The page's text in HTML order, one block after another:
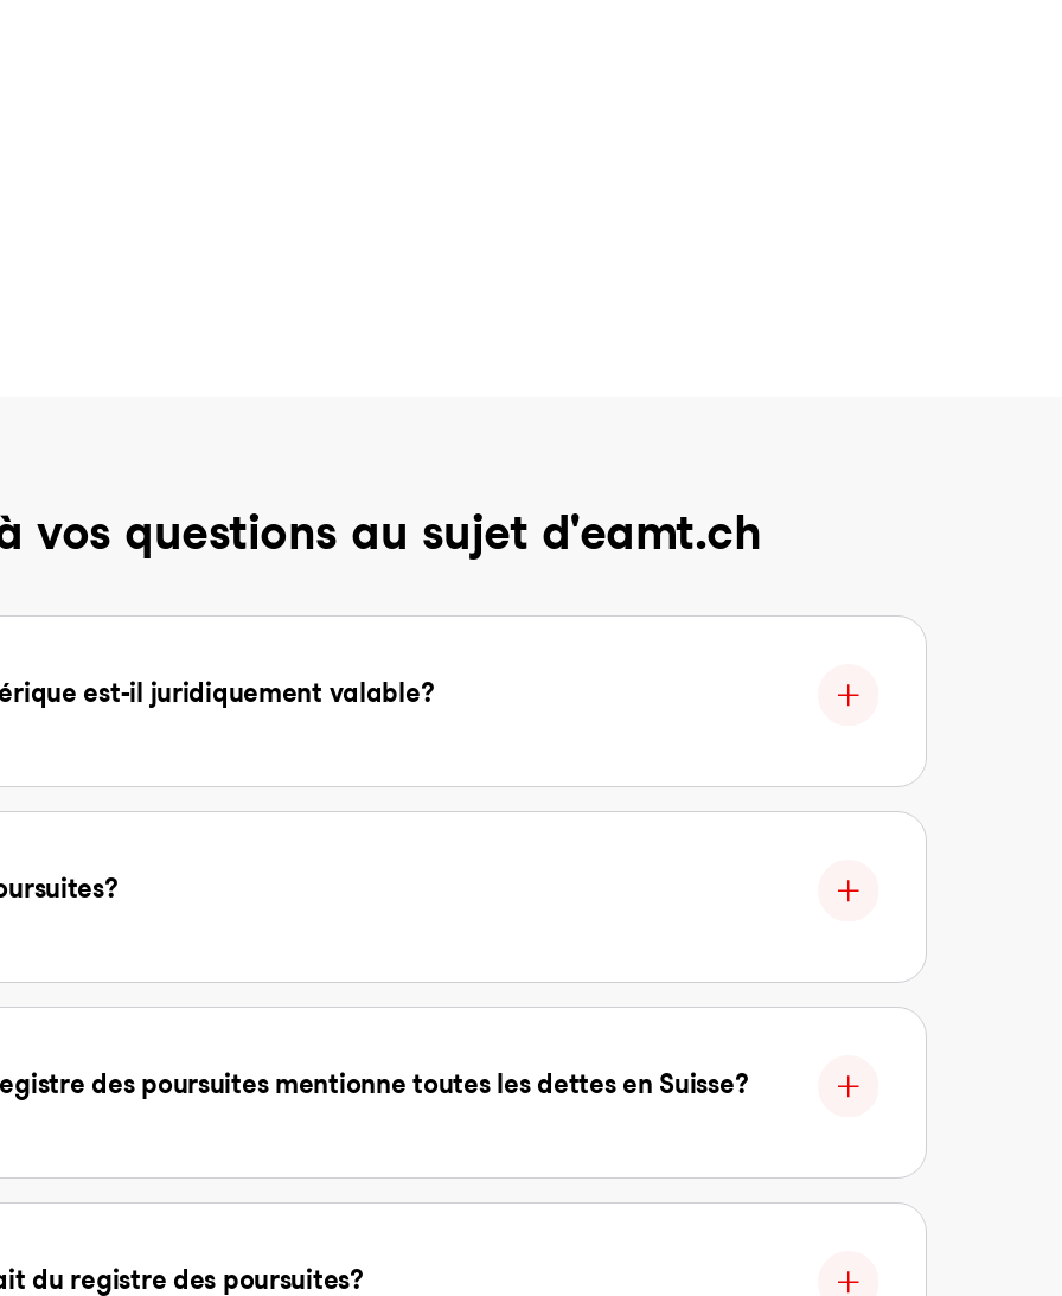
vos questions au sujet d'eamt.ch
est-il juridiquement valable?
des poursuites mentionne toutes les dettes en Suisse?
du registre des poursuites?